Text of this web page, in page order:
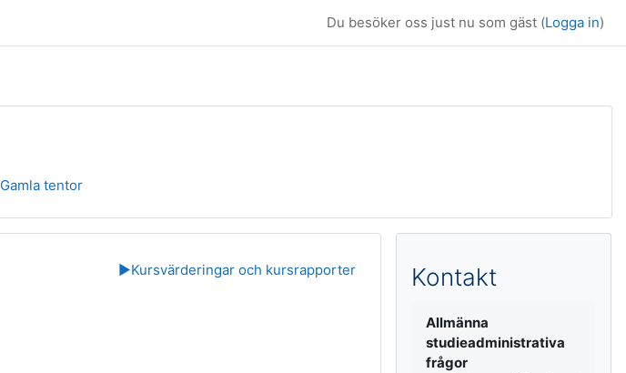
Du besöker oss just nu som gäst (Logga in)
Gamla tentor
▶︎Kursvärderingar och kursrapporter Kontakt
Allmänna
studieadministrativa
frågor